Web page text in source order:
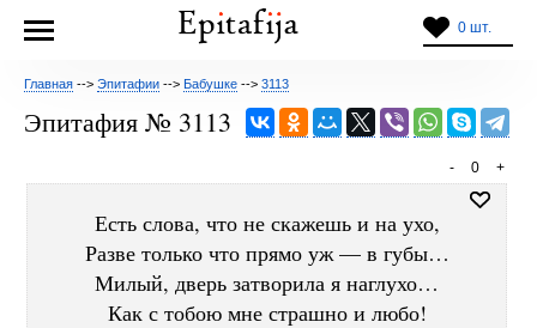
0 шт.
Главная --> Эпитафии --> Бабушке --> 3113
Эпитафия № 3113
+
0
-
Есть слова, что не скажешь и на ухо,
Разве только что прямо уж — в губы…
Милый, дверь затворила я наглухо…
Как с тобою мне страшно и любо!